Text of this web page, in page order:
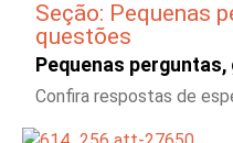
Seção: Pequenas
questões
Pequenas
Confira respostas de